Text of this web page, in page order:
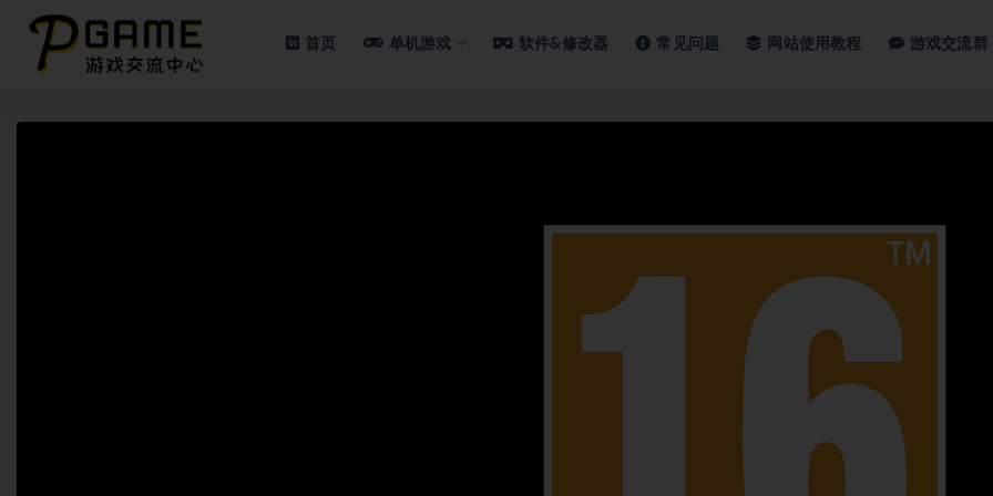
首页 单机游戏 软件&修改器 常见问题 网站使用教程 游戏交流群